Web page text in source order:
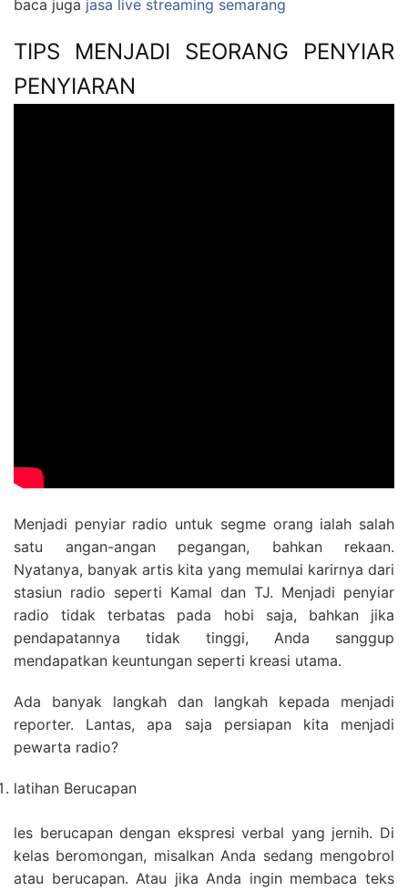
baca juga jasa live streaming semarang
TIPS MENJADI SEORANG PENYIAR
PENYIARAN
Menjadi penyiar radio untuk segme orang ialah salah
satu angan-angan pegangan, bahkan rekaan.
Nyatanya, banyak artis kita yang memulai karirnya dari
stasiun radio seperti Kamal dan TJ. Menjadi penyiar
radio tidak terbatas pada hobi saja, bahkan jika
pendapatannya tidak tinggi, Anda sanggup
mendapatkan keuntungan seperti kreasi utama.
Ada banyak langkah dan langkah kepada menjadi
reporter. Lantas, apa saja persiapan kita menjadi
pewarta radio?
latihan Berucapan
les berucapan dengan ekspresi verbal yang jernih. Di
kelas beromongan, misalkan Anda sedang mengobrol
atau berucapan. Atau jika Anda ingin membaca teks